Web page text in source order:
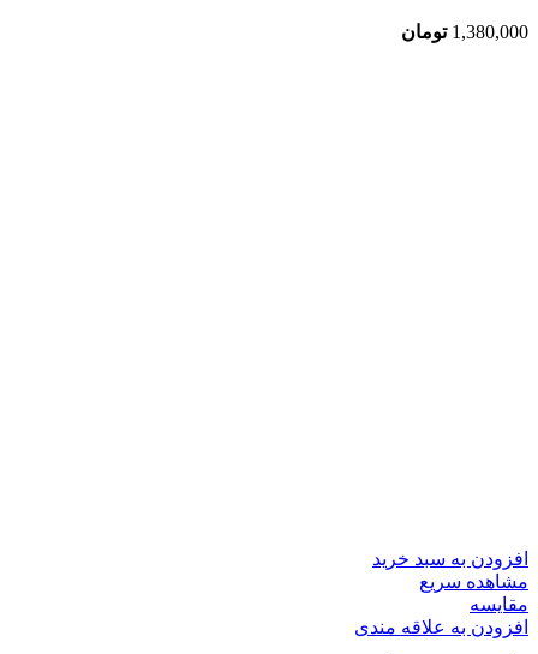
1,380,000 تومان
افزودن به سبد خرید
مشاهده سریع
مقایسه
افزودن به علاقه مندی